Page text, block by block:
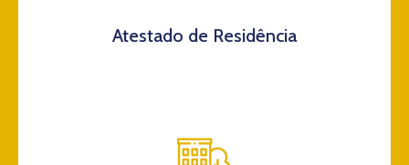
Atestado de Residência